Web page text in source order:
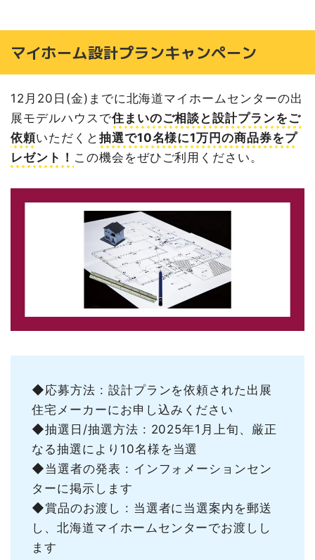
マイホーム設計プランキャンペーン
12月20日(金)までに北海道マイホームセンターの出
展モデルハウスで住まいのご相談と設計プランをご
依頼いただくと 抽選で10名様に1万円の商品券をプ
レゼント！ この機会をぜひご利用ください。
◆応募方法 : 設計プランを依頼された出展
住宅メーカーにお申し込みください
◆抽選日/抽選方法 : 2025年1月上旬、厳正
なる抽選により10名様を当選
◆当選者の発表 : インフォメーションセン
ターに掲示します
◆賞品のお渡し : 当選者に当選案内を郵送
し、北海道マイホームセンターでお渡しし
ます